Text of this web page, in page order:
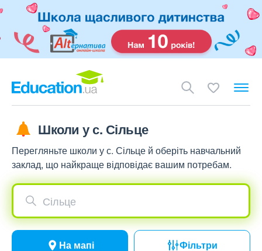
Школи у с. Сільце
Перегляньте школи у с. Сільце й оберіть навчальний
заклад, що найкраще відповідає вашим потребам.
Сільце
На мапі Фільтри